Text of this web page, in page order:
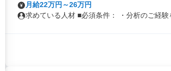
月給22万円～26万円
求めている人材 ■必須条件： ・分析のご経験